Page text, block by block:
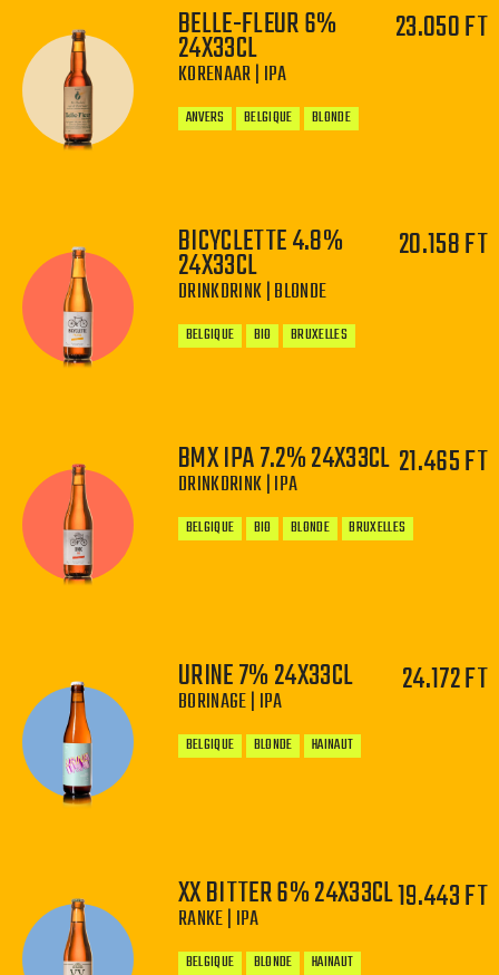
−
BELLE-FLEUR 6%
24X33CL
KORENAAR | IPA
23.050 FT
ANVERS BELGIQUE BLONDE
−
BICYCLETTE 4.8%
24X33CL
DRINKDRINK | BLONDE
20.158 FT
BELGIQUE BIO BRUXELLES
− +
BMX IPA 7.2% 24X33CL
DRINKDRINK | IPA
21.465 FT
BELGIQUE BIO BLONDE BRUXELLES
− +
URINE 7% 24X33CL
BORINAGE | IPA
24.172 FT
BELGIQUE BLONDE HAINAUT
− +
XX BITTER 6% 24X33CL
RANKE | IPA
19.443 FT
BELGIQUE BLONDE HAINAUT